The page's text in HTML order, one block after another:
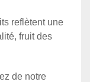
reflètent une
fruit des
de notre